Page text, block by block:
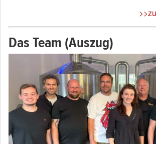
Das Team (Auszug)